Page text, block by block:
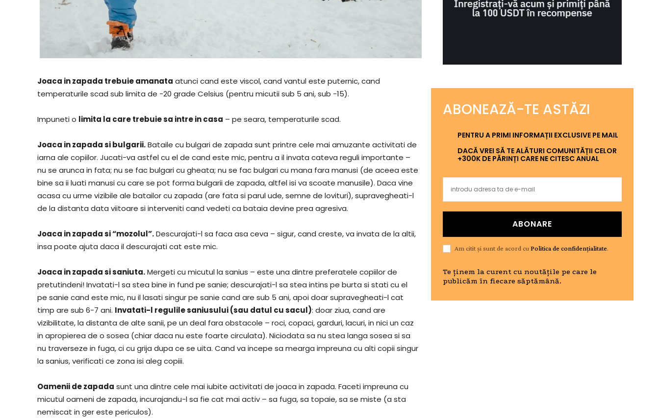
Joaca in zapada trebuie amanata atunci cand este viscol, cand vantul este puternic, cand
temperaturile scad sub limita de -20 grade Celsius (pentru micutii sub 5 ani, sub -15).
Impuneti o limita la care trebuie sa intre in casa – pe seara, temperaturile scad.
Joaca in zapada si bulgarii.Bataile cu bulgari de zapada sunt printre cele mai amuzante activitati de
iarna ale copiilor. Jucati-va astfel cu el de cand este mic, pentru a il invata cateva reguli importante –
nu se arunca in fata; nu se fac bulgari cu gheata; nu se fac bulgari cu mana fara manusi (de aceea este
bine sa ii luati manusi cu care se pot forma bulgarii de zapada, altfel isi va scoate manusile). Daca vine
acasa cu urme vizibile ale batailor cu zapada (are fata si parul ude, semne de lovituri), supravegheati-l
de la distanta data viitoare si interveniti cand vedeti ca bataia devine prea agresiva.
Joaca in zapada si “mozolul”.Descurajati-l sa faca asa ceva – sigur, cand creste, va invata de la altii,
insa poate ajuta daca il descurajati cat este mic.
Joaca in zapada si saniuta.Mergeti cu micutul la sanius – este una dintre preferatele copiilor de
pretutindeni! Invatati-l sa stea bine in fund pe sanie; descurajati-l sa stea intins pe burta si stati cu el
pe sanie cand este mic, nu il lasati singur pe sanie cand are sub 5 ani, apoi doar supravegheati-l cat
timp are sub 6-7 ani. Invatati-l regulile saniusului (sau datul cu sacul): doar ziua, cand are
vizibilitate, la distanta de alte sanii, pe un deal fara obstacole – roci, copaci, garduri, lacuri, in nici un caz
in apropierea de o sosea (chiar daca nu este foarte circulata). Niciodata sa nu stea langa sosea si sa
nu traverseze in fuga, ci cu grija dupa ce se uita. Cand va incepe sa mearga impreuna cu alti copii singur
la sanius, verificati ce zona isi aleg copiii.
Oamenii de zapada sunt una dintre cele mai iubite activitati de joaca in zapada. Faceti impreuna cu
micutul oameni de zapada, incurajandu-l sa fie cat mai activ – sa fuga, sa topaie, sa se miste (a sta
nemiscat in ger este periculos).
ABONEAZĂ-TE ASTĂZI
PENTRU A PRIMI INFORMAȚII EXCLUSIVE PE MAIL
DACĂ VREI SĂ TE ALĂTURI COMUNITĂȚII CELOR
+300K DE PĂRINȚI CARE NE CITESC ANUAL
ABONARE
Am citit și sunt de acord cuPolitica de confidențialitate.
Te ținem la curent cu noutățile pe care le
publicăm în fiecare săptămână.